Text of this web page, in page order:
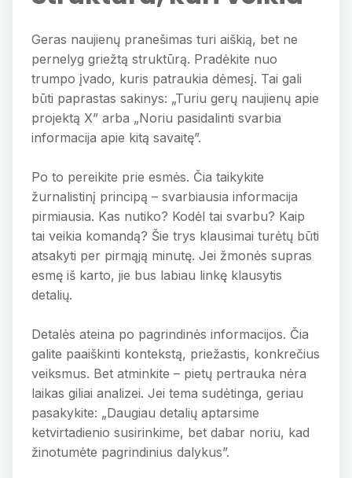
Geras naujienų pranešimas turi aiškią, bet ne
pernelyg griežtą struktūrą. Pradėkite nuo
trumpo įvado, kuris patraukia dėmesį. Tai gali
būti paprastas sakinys: „Turiu gerų naujienų apie
projektą X” arba „Noriu pasidalinti svarbia
informacija apie kitą savaitę”.
Po to pereikite prie esmės. Čia taikykite
žurnalistinį principą – svarbiausia informacija
pirmiausia. Kas nutiko? Kodėl tai svarbu? Kaip
tai veikia komandą? Šie trys klausimai turėtų būti
atsakyti per pirmąją minutę. Jei žmonės supras
esmę iš karto, jie bus labiau linkę klausytis
detalių.
Detalės ateina po pagrindinės informacijos. Čia
galite paaiškinti kontekstą, priežastis, konkrečius
veiksmus. Bet atminkite – pietų pertrauka nėra
laikas giliai analizei. Jei tema sudėtinga, geriau
pasakykite: „Daugiau detalių aptarsime
ketvirtadienio susirinkime, bet dabar noriu, kad
žinotumėte pagrindinius dalykus”.